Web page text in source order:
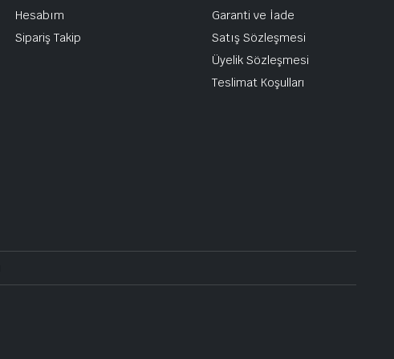
Hesabım
Sipariş Takip
Garanti ve İade
Satış Sözleşmesi
Üyelik Sözleşmesi
Teslimat Koşulları